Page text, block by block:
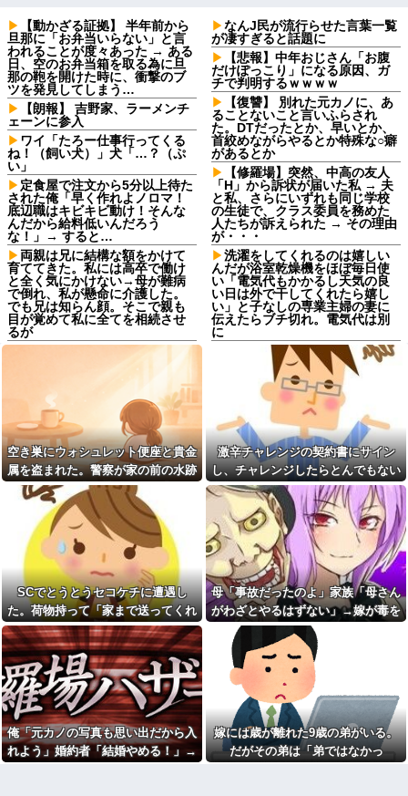
【動かざる証拠】 半年前から
旦那に「お弁当いらない」と言
われることが度々あった → ある
日、空のお弁当箱を取る為に旦
那の鞄を開けた時に、衝撃のブ
ツを発見してしまう…
【朗報】 吉野家、ラーメンチ
ェーンに参入
ワイ「たろー仕事行ってくる
ね！（飼い犬）」犬「…？（ぷ
い」
定食屋で注文から5分以上待た
された俺「早く作れよノロマ！
底辺職はキビキビ動け！そんな
んだから給料低いんだろう
な！」→ すると…
両親は兄に結構な額をかけて
育ててきた。私には高卒で働け
と全く気にかけない→母が難病
で倒れ、私が懸命に介護した。
でも兄は知らん顔。そこで親も
目が覚めて私に全てを相続させ
るが
同期との昼飯。餃子定食の量
が多く食ってもらおうと思った
ら俺の餃子にタレと酢を直接か
嫁の浮気発覚から再構築を続
けて8ヶ月、愛しさと憎しみが交
互に押し寄せてる。もう一回俺
に恋させてあげたい。
奥さんと離婚の原因は僕との
不貞だと邪推した同僚が、脅迫
行為するようになった。奥さん
とは何の関係もないのに...
エルメスの袋を強奪された
弟。弟「その袋、僕のですよ
ね？」女性「私の物ですけ
ど？」→中身を確認した瞬間、
言い逃れできない状況になり…
私「もう離婚したい」夫「お
前は一生俺のために生きろ」→
話し合いになるはずが恐ろしい
要求を突き付けられて…
【画像】アナウンサー「え、
私がスピードスケートのピチピ
チユニフォーム着るんです
か…？ﾑﾁｨ！！」←これはお前ら
に刺さるやろw w w w w w w w
「いきなりステーキ」の反対
ｗｗｗｗｗｗｗｗｗ
色々副業に手を出したけど、
結局残業するのが1番稼げるな
なんJ民が流行らせた言葉一覧
が凄すぎると話題に
【悲報】中年おじさん「お腹
だけぽっこり」になる原因、ガ
チで判明するｗｗｗｗ
【復讐】 別れた元カノに、あ
ることないこと言いふらされ
た。DTだったとか、早いとか、
首絞めながらやるとか特殊な○癖
があるとか
【修羅場】突然、中高の友人
「H」から訴状が届いた私 → 夫
と私、さらにいずれも同じ学校
の生徒で、クラス委員を務めた
人たちが訴えられた → その理由
が・・・
洗濯をしてくれるのは嬉しい
んだが浴室乾燥機をほぼ毎日使
い「電気代もかかるし天気の良
い日は外で干してくれたら嬉し
い」と子なしの専業主婦の妻に
伝えたらブチ切れ。電気代は別
に
「嫁子の料理は未熟ね」とネ
チネチ攻撃してくる自称料理自
慢のトメ。かばわない旦那とト
メの台所を壊滅させるDQN返し
を仕掛けて実家に脱出←かばわ
ない旦那も一緒に痛い目見ろ
高校野球の暑さ対策として18
時から4試合深夜までやれば涼し
いまま試合出来るじゃん
職場にいる「仕事ゼロ・ゴマ
すり100」の40代主婦Aさん、業
務は「無理ですぅ」と拒否する
のに他人に嫌われたくてヨイシ
ョとお菓子配りだけ全力すぎる
漫画を5000冊以上所持してる
ワイ、漫画ヲタクの友人に「ワ
ンピースや鬼滅やスラムダンク
持ってる」って聞かれ「読んで
ない」と答えた結果他
なぁ、永久機関ってなんで絶
対に作れないん？
職場にいる「仕事ゼロ・ゴマ
すり100」の40代主婦Aさん、業
務は「無理ですぅ」と拒否する
のに他人に嫌われたくてヨイシ
ョとお菓子配りだけ全力すぎる
【閲覧注意】元臆女キャバ嬢
の首吊り自●配信、拡散されまく
って終わるｗｗｗｗｗｗｗ
友人(保育士)が２０年前に受け
空き巣にウォシュレット便座と貴金
属を盗まれた。警察が家の前の水跡
を追うと五軒先の幼稚園ママ宅に行
きついて…
激辛チャレンジの契約書にサイン
し、チャレンジしたらとんでもない
事態になった。救急車運ばれ胃の洗
浄や入院2日で10万超えて...
SCでとうとうセコケチに遭遇し
た。荷物持って「家まで送ってくれ
ない」って言ってきて...
母「事故だったのよ」家族「母さん
がわざとやるはずない」→嫁が毒を
飲まされ子どもを失ったのに信じて
もらえず…
俺「元カノの写真も思い出だから入
れよう」婚約者「結婚やめる！」→
嫁には歳が離れた9歳の弟がいる。
だがその弟は「弟ではなかっ